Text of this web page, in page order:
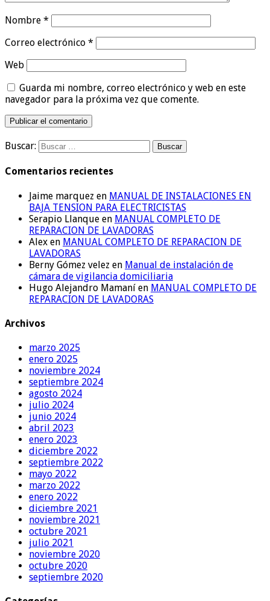
Nombre *
Correo electrónico *
Web
Guarda mi nombre, correo electrónico y web en este
navegador para la próxima vez que comente.
Buscar:
Comentarios recientes
Jaime marquez en MANUAL DE INSTALACIONES EN
BAJA TENSION PARA ELECTRICISTAS
Serapio Llanque en MANUAL COMPLETO DE
REPARACION DE LAVADORAS
Alex en MANUAL COMPLETO DE REPARACION DE
LAVADORAS
Berny Gómez velez en Manual de instalación de
cámara de vigilancia domiciliaria
Hugo Alejandro Mamaní en MANUAL COMPLETO DE
REPARACION DE LAVADORAS
Archivos
marzo 2025
enero 2025
noviembre 2024
septiembre 2024
agosto 2024
julio 2024
junio 2024
abril 2023
enero 2023
diciembre 2022
septiembre 2022
mayo 2022
marzo 2022
enero 2022
diciembre 2021
noviembre 2021
octubre 2021
julio 2021
noviembre 2020
octubre 2020
septiembre 2020